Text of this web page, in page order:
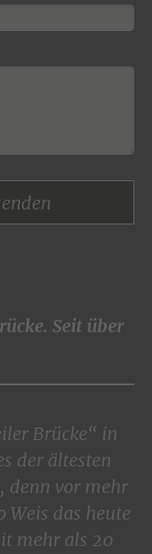
Seit über
Brücke“ in
der ältesten
denn vor mehr
Weis das heute
mehr als 20